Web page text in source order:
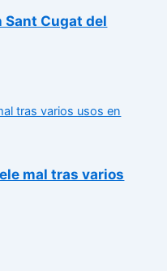
Sant Cugat del
mal tras varios